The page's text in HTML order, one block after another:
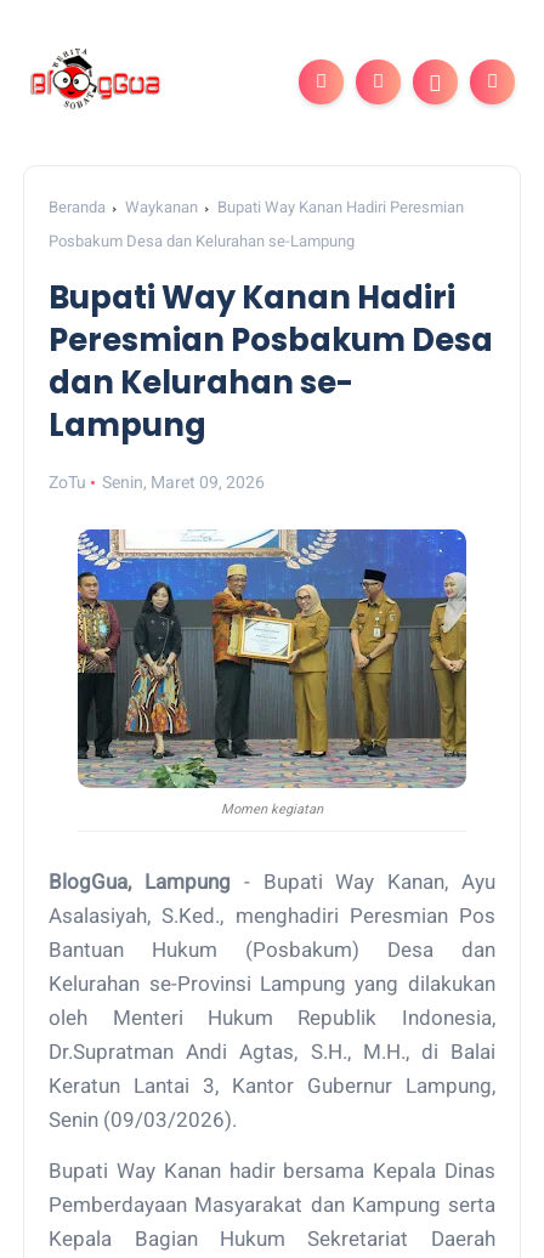
Beranda Waykanan
Bupati Way Kanan Hadiri Peresmian
Posbakum Desa dan Kelurahan se-Lampung
Bupati Way Kanan Hadiri
Peresmian Posbakum Desa
dan Kelurahan se-
Lampung
ZoTu Senin, Maret 09, 2026
Momen kegiatan
BlogGua, Lampung - Bupati Way Kanan, Ayu
Asalasiyah, S.Ked., menghadiri Peresmian Pos
Bantuan Hukum (Posbakum) Desa dan
Kelurahan se-Provinsi Lampung yang dilakukan
oleh Menteri Hukum Republik Indonesia,
Dr.Supratman Andi Agtas, S.H., M.H., di Balai
Keratun Lantai 3, Kantor Gubernur Lampung,
Senin (09/03/2026).
Bupati Way Kanan hadir bersama Kepala Dinas
Pemberdayaan Masyarakat dan Kampung serta
Kepala Bagian Hukum Sekretariat Daerah